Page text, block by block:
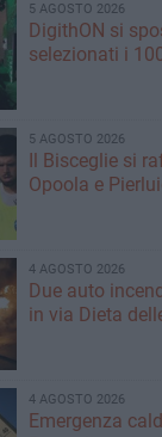
5 AGOSTO 2026
DigithON si
selezionati i
5 AGOSTO 2026
Il Bisceglie si
Opoola e
4 AGOSTO 2026
Due auto
in via Dieta
4 AGOSTO 2026
Emergenza